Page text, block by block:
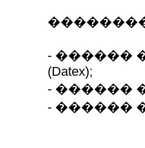
- ������
(Datex);
- ������
- ������